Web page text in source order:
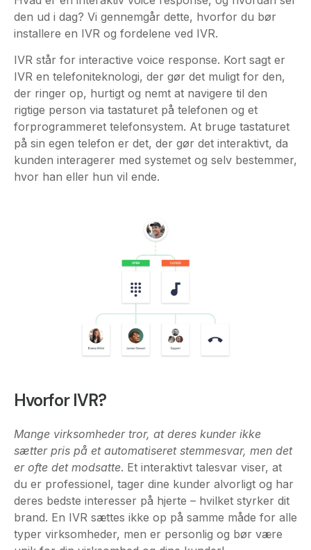
den ud i dag? Vi gennemgår dette, hvorfor du bør
installere en IVR og fordelene ved IVR.
IVR står for interactive voice response. Kort sagt er
IVR en telefoniteknologi, der gør det muligt for den,
der ringer op, hurtigt og nemt at navigere til den
rigtige person via tastaturet på telefonen og et
forprogrammeret telefonsystem. At bruge tastaturet
på sin egen telefon er det, der gør det interaktivt, da
kunden interagerer med systemet og selv bestemmer,
hvor han eller hun vil ende.
Hvorfor IVR?
Mange virksomheder tror, at deres kunder ikke
sætter pris på et automatiseret stemmesvar, men det
er ofte det modsatte. Et interaktivt talesvar viser, at
du er professionel, tager dine kunder alvorligt og har
deres bedste interesser på hjerte – hvilket styrker dit
brand. En IVR sættes ikke op på samme måde for alle
typer virksomheder, men er personlig og bør være